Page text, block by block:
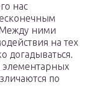
нас
ними
на тех
догадываться.
по